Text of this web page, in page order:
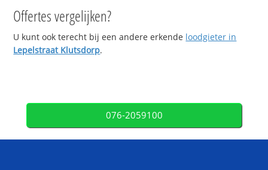
Offertes vergelijken?
U kunt ook terecht bij een andere erkende loodgieter in
Lepelstraat Klutsdorp.
076-2059100